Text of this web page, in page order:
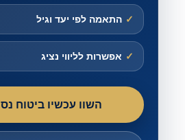
✓ התאמה לפי יעד וגיל
✓ אפשרות לליווי נציג
השוו עכשיו ביטוח